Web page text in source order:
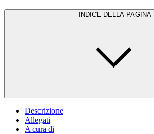
INDICE DELLA PAGINA
Descrizione
Allegati
A cura di